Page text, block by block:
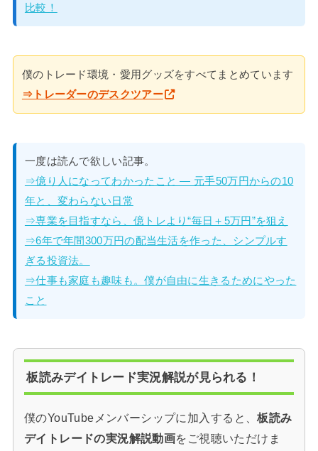
比較！
僕のトレード環境・愛用グッズをすべてまとめています
⇒トレーダーのデスクツアー
一度は読んで欲しい記事。
⇒億り人になってわかったこと — 元手50万円からの10
年と、変わらない日常
⇒専業を目指すなら、億トレより“毎日＋5万円”を狙え
⇒6年で年間300万円の配当生活を作った、シンプルす
ぎる投資法。
⇒仕事も家庭も趣味も。僕が自由に生きるためにやった
こと
板読みデイトレード実況解説が見られる！
僕のYouTubeメンバーシップに加入すると、板読み
デイトレードの実況解説動画をご視聴いただけま